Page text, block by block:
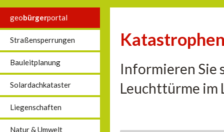
geobürgerportal
Straßensperrungen
Bauleitplanung
Solardachkataster
Liegenschaften
Natur & Umwelt
Informieren Sie
Leuchttürme im